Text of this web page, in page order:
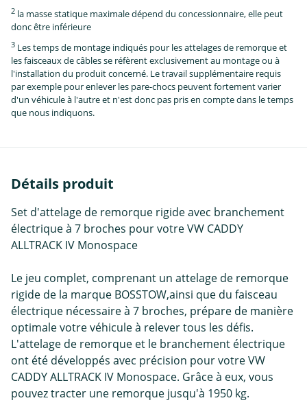
2 la masse statique maximale dépend du concessionnaire, elle peut
donc être inférieure
3 Les temps de montage indiqués pour les attelages de remorque et
les faisceaux de câbles se réfèrent exclusivement au montage ou à
l'installation du produit concerné. Le travail supplémentaire requis
par exemple pour enlever les pare-chocs peuvent fortement varier
d'un véhicule à l'autre et n'est donc pas pris en compte dans le temps
que nous indiquons.
Détails produit
Set d'attelage de remorque rigide avec branchement
électrique à 7 broches pour votre VW CADDY
ALLTRACK IV Monospace
Le jeu complet, comprenant un attelage de remorque
rigide de la marque BOSSTOW,ainsi que du faisceau
électrique nécessaire à 7 broches, prépare de manière
optimale votre véhicule à relever tous les défis.
L'attelage de remorque et le branchement électrique
ont été développés avec précision pour votre VW
CADDY ALLTRACK IV Monospace. Grâce à eux, vous
pouvez tracter une remorque jusqu'à 1950 kg.